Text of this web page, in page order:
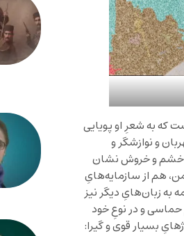
که به شعرِ او پويايی
و نوازشگر و
با خشم و خروش نشان
هم از سازمایه‌هایِ
زبان‌هایِ ديگر نيز
حماسی و در نوعِ خود
بسيار قوی و گيرا: